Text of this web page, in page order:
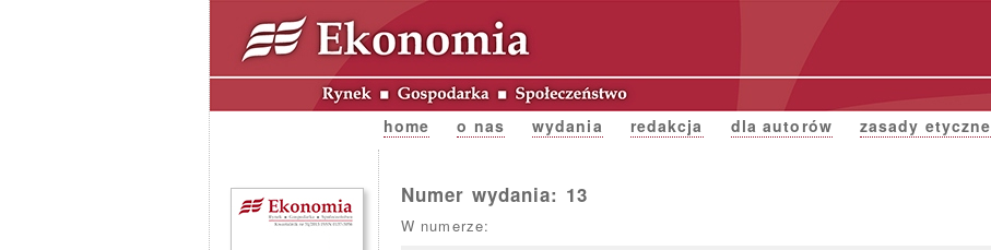
home o nas wydania redakcja dla autorów zasady etyczne
Numer wydania: 13
W numerze: